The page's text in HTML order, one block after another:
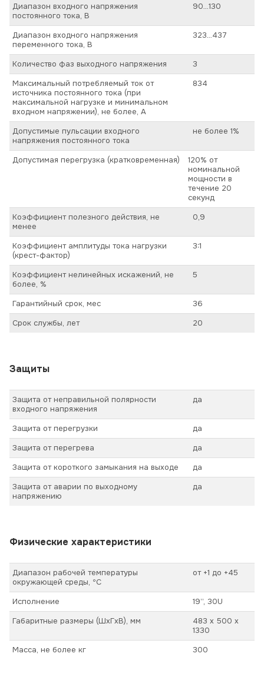
Диапазон входного напряжения
постоянного тока, В
90…130
Диапазон входного напряжения
переменного тока, В
323…437
Количество фаз выходного напряжения
3
Максимальный потребляемый ток от
источника постоянного тока (при
максимальной нагрузке и минимальном
входном напряжении), не более, А
834
Допустимые пульсации входного
напряжения постоянного тока
не более 1%
Допустимая перегрузка (кратковременная)
120% от
номинальной
мощности в
течение 20
секунд
Коэффициент полезного действия, не
менее
0,9
Коэффициент амплитуды тока нагрузки
(крест-фактор)
3:1
Коэффициент нелинейных искажений, не
более, %
5
Гарантийный срок, мес
36
Срок службы, лет
20
Защиты
Защита от неправильной полярности
входного напряжения
да
Защита от перегрузки
да
Защита от перегрева
да
Защита от короткого замыкания на выходе
да
Защита от аварии по выходному
напряжению
да
Физические характеристики
Диапазон рабочей температуры
окружающей среды, ºС
от +1 до +45
Исполнение
19’’, 30U
Габаритные размеры (ШхГхВ), мм
483 х 500 х
1330
Масса, не более кг
300